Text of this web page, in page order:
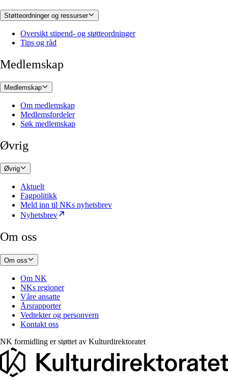
Støtteordninger og ressurser
Oversikt stipend- og støtteordninger
Tips og råd
Medlemskap
Medlemskap
Om medlemskap
Medlemsfordeler
Søk medlemskap
Øvrig
Øvrig
Aktuelt
Fagpolitikk
Meld inn til NKs nyhetsbrev
Nyhetsbrev
Om oss
Om oss
Om NK
NKs regioner
Våre ansatte
Årsrapporter
Vedtekter og personvern
Kontakt oss
NK formidling er støttet av Kulturdirektoratet